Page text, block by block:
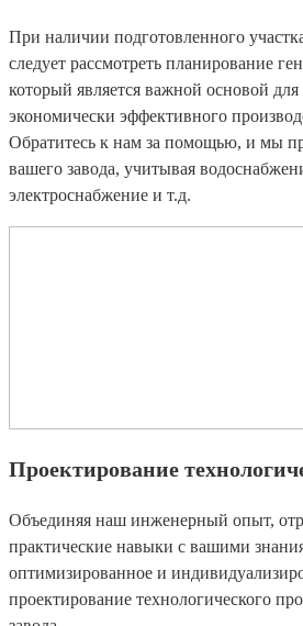
При наличии подготовленного
следует рассмотреть планирование
который является важной основой
экономически эффективного
Обратитесь к нам за помощью, и мы
вашего завода, учитывая
электроснабжение и т.д.
Проектирование
Объединяя наш инженерный опыт,
практические навыки с вашими
оптимизированное и
проектирование технологического